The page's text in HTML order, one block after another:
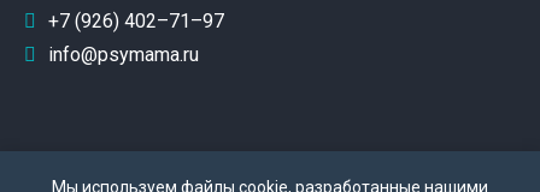
+7 (926) 402–71–97
info@psymama.ru
Мы используем файлы cookie, разработанные нашими